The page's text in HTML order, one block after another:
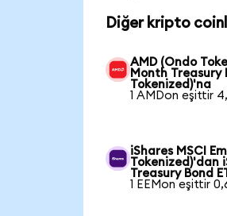
Diğer kripto
AMD (Ondo
Month Treasury
Tokenized)'na
1 AMDon eşittir
iShares MSCI
Tokenized)'dan
Treasury Bond
1 EEMon eşittir